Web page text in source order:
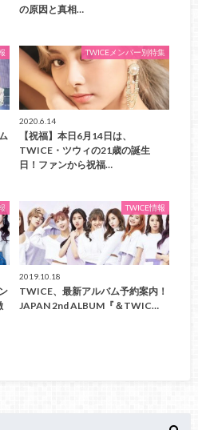
の原因と真相…
TWICEメンバー別特集
2020.6.14
【祝福】本日6月14日は、
TWICE・ツウィの21歳の誕生
日！ファンから祝福…
TWICE情報
2019.10.18
TWICE、最新アルバム予約案内！
JAPAN 2nd ALBUM『＆TWIC…